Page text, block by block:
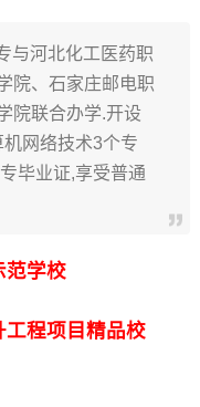
与河北化工医药职
院、石家庄邮电职
院联合办学.开设
网络技术3个专
毕业证,享受普通
学校
程项目精品校